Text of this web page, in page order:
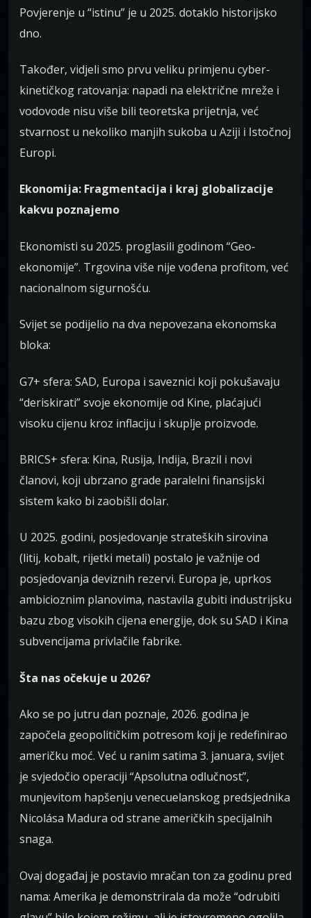
Povjerenje u “istinu” je u 2025. dotaklo historijsko
dno.
Također, vidjeli smo prvu veliku primjenu cyber-
kinetičkog ratovanja: napadi na električne mreže i
vodovode nisu više bili teoretska prijetnja, već
stvarnost u nekoliko manjih sukoba u Aziji i Istočnoj
Europi.
Ekonomija: Fragmentacija i kraj globalizacije
kakvu poznajemo
Ekonomisti su 2025. proglasili godinom “Geo-
ekonomije”. Trgovina više nije vođena profitom, već
nacionalnom sigurnošću.
Svijet se podijelio na dva nepovezana ekonomska
bloka:
G7+ sfera: SAD, Europa i saveznici koji pokušavaju
“deriskirati” svoje ekonomije od Kine, plaćajući
visoku cijenu kroz inflaciju i skuplje proizvode.
BRICS+ sfera: Kina, Rusija, Indija, Brazil i novi
članovi, koji ubrzano grade paralelni finansijski
sistem kako bi zaobišli dolar.
U 2025. godini, posjedovanje strateških sirovina
(litij, kobalt, rijetki metali) postalo je važnije od
posjedovanja deviznih rezervi. Europa je, uprkos
ambicioznim planovima, nastavila gubiti industrijsku
bazu zbog visokih cijena energije, dok su SAD i Kina
subvencijama privlačile fabrike.
Šta nas očekuje u 2026?
Ako se po jutru dan poznaje, 2026. godina je
započela geopolitičkim potresom koji je redefinirao
američku moć. Već u ranim satima 3. januara, svijet
je svjedočio operaciji “Apsolutna odlučnost”,
munjevitom hapšenju venecuelanskog predsjednika
Nicolása Madura od strane američkih specijalnih
snaga.
Ovaj događaj je postavio mračan ton za godinu pred
nama: Amerika je demonstrirala da može “odrubiti